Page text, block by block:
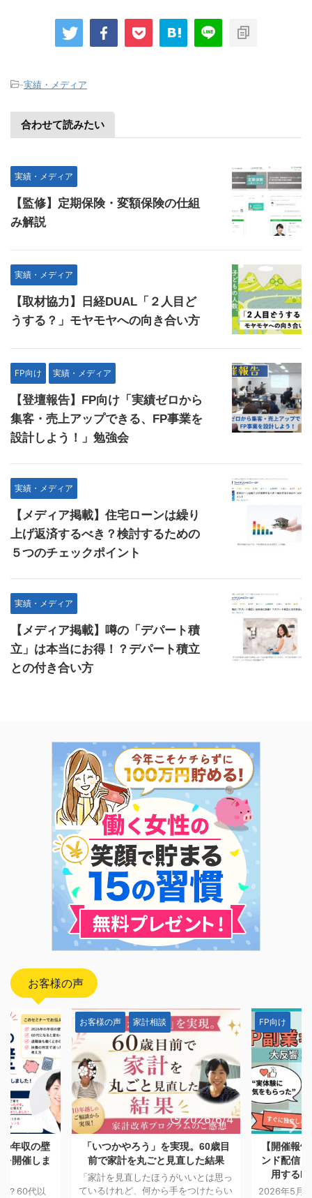
-実績・メディア
合わせて読みたい
実績・メディア
【監修】定期保険・変額保険の仕組
み解説
実績・メディア
【取材協力】日経DUAL「２人目ど
うする？」モヤモヤへの向き合い方
FP向け 実績・メディア
【登壇報告】FP向け「実績ゼロから
集客・売上アップできる、FP事業を
設計しよう！」勉強会
実績・メディア
【メディア掲載】住宅ローンは繰り
上げ返済するべき？検討するための
５つのチェックポイント
実績・メディア
【メディア掲載】噂の「デパート積
立」は本当にお得！？デパート積立
との付き合い方
お客様の声
2026/6/4
実現。60歳目
見直した結果
手をつけたらい
FP向け
2026/5/28
【開催報告】日本FP協会オンデマ
ンド配信「副業としてFP資格を活
用するFPキャリアセミナー」
2026年5月7日〜5月25日までの期間
お客様
「一
つけ
も消